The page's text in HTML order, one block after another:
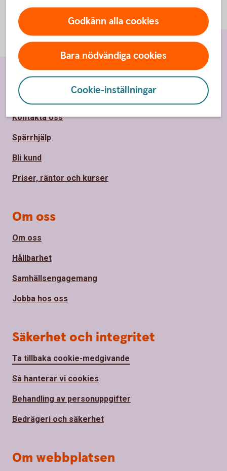
Godkänn alla cookies
Bara nödvändiga cookies
Cookie-inställningar
Sidfot
Hitta snabbt
Kontakta oss
Spärrhjälp
Bli kund
Priser, räntor och kurser
Om oss
Om oss
Hållbarhet
Samhällsengagemang
Jobba hos oss
Säkerhet och integritet
Ta tillbaka cookie-medgivande
Så hanterar vi cookies
Behandling av personuppgifter
Bedrägeri och säkerhet
Om webbplatsen